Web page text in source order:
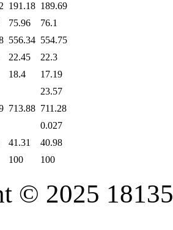
191.18 189.69
75.96
76.1
556.34 554.75
22.45
22.3
18.4
17.19
23.57
713.88 711.28
0.027
41.31
40.98
100 100
© 2025